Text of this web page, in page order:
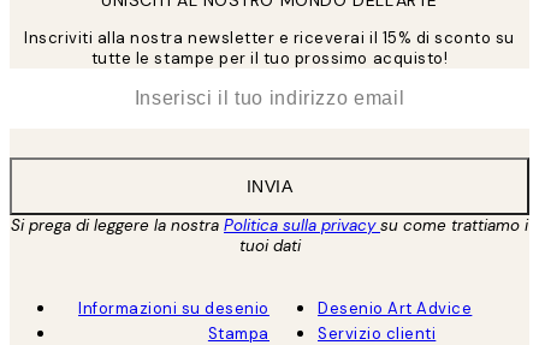
Inscriviti alla nostra newsletter e riceverai il 15% di sconto su
tutte le stampe per il tuo prossimo acquisto!
INVIA
Si prega di leggere la nostra Politica sulla privacysu come trattiamo i
tuoi dati
Informazioni su desenio
Stampa
Desenio Art Advice
Servizio clienti